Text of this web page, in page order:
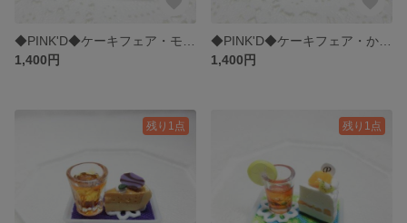
1,400円
1,400円
残り1点 残り1点